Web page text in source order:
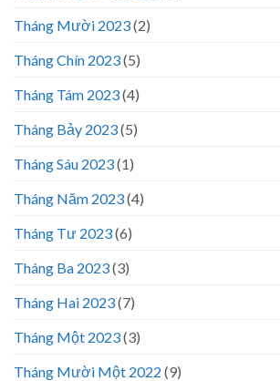
Tháng Mười 2023(2)
Tháng Chín 2023(5)
Tháng Tám 2023(4)
Tháng Bảy 2023(5)
Tháng Sáu 2023(1)
Tháng Năm 2023(4)
Tháng Tư 2023(6)
Tháng Ba 2023(3)
Tháng Hai 2023(7)
Tháng Một 2023(3)
Tháng Mười Một 2022 (9)